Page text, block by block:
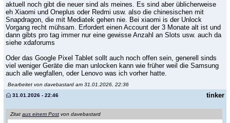
aktuell noch gibt die neuer sind als meines. Es sind aber üblicherweise
eh Xiaomi und Oneplus oder Redmi usw. also die chinesischen mit
Snapdragon, die mit Mediatek gehen nie. Bei xiaomi is der Unlock
Vorgang recht mühsam. Erfordert einen Account der 3 Monate alt ist und
dann gibts pro tag immer nur eine gewisse Anzahl an Slots usw. auch da
siehe xdaforums
Oder das Google Pixel Tablet sollt auch noch offen sein, generell sinds
viel weniger Geräte die man unlocken kann wie früher weil die Samsung
auch alle wegfallen, oder Lenovo was ich vorher hatte.
Bearbeitet von davebastard am 31.01.2026, 22:36
tinker
31.01.2026 - 22:46
Zitat aus einem Post von davebastard